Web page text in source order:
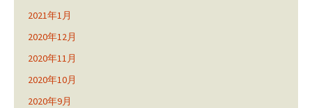
2021年1月
2020年12月
2020年11月
2020年10月
2020年9月